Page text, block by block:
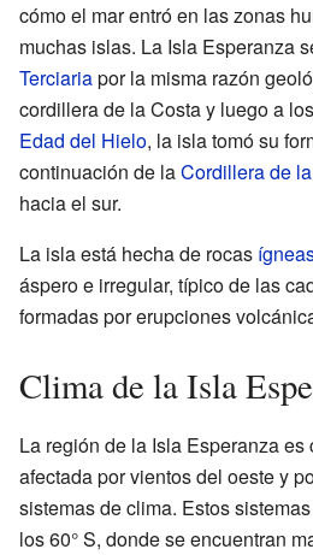
cómo el mar entró en las zonas
muchas islas. La Isla Esperanza
Terciariapor la misma razón
cordillera de la Costa y luego a
Edad del Hielo, la isla tomó su
continuación de laCordillera de
hacia el sur.
La isla está hecha de rocas
áspero e irregular, típico de las
formadas por erupciones
Clima de la Isla
La región de la Isla Esperanza es
afectada por vientos del oeste y
sistemas de clima. Estos
los 60° S, donde se encuentran